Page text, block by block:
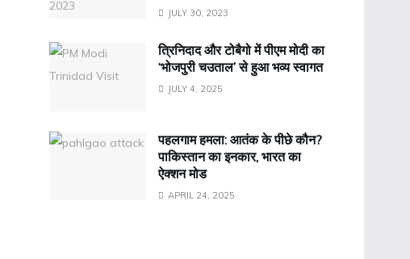
JULY 30, 2023
त्रिनिदाद और टोबैगो में पीएम मोदी का
‘भोजपुरी चउताल’ से हुआ भव्य स्वागत
JULY 4, 2025
पहलगाम हमला: आतंक के पीछे कौन?
पाकिस्तान का इनकार, भारत का
ऐक्शन मोड
APRIL 24, 2025